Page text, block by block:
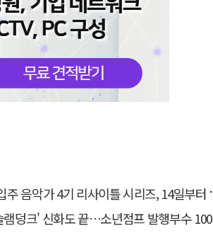
음악가 4기 리사이틀 시리즈, 14일부터 6주간 개최
덩크' 신화도 끝…소년점프 발행부수 100만부 붕괴